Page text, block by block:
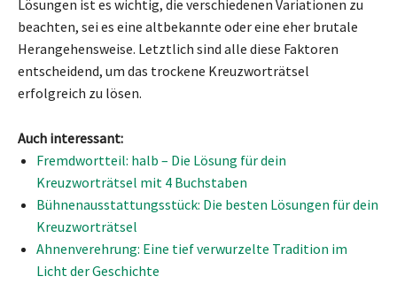
Lösungen ist es wichtig, die verschiedenen Variationen zu
beachten, sei es eine altbekannte oder eine eher brutale
Herangehensweise. Letztlich sind alle diese Faktoren
entscheidend, um das trockene Kreuzworträtsel
erfolgreich zu lösen.
Auch interessant:
Fremdwortteil: halb – Die Lösung für dein
Kreuzworträtsel mit 4 Buchstaben
Bühnenausstattungsstück: Die besten Lösungen für dein
Kreuzworträtsel
Ahnenverehrung: Eine tief verwurzelte Tradition im
Licht der Geschichte